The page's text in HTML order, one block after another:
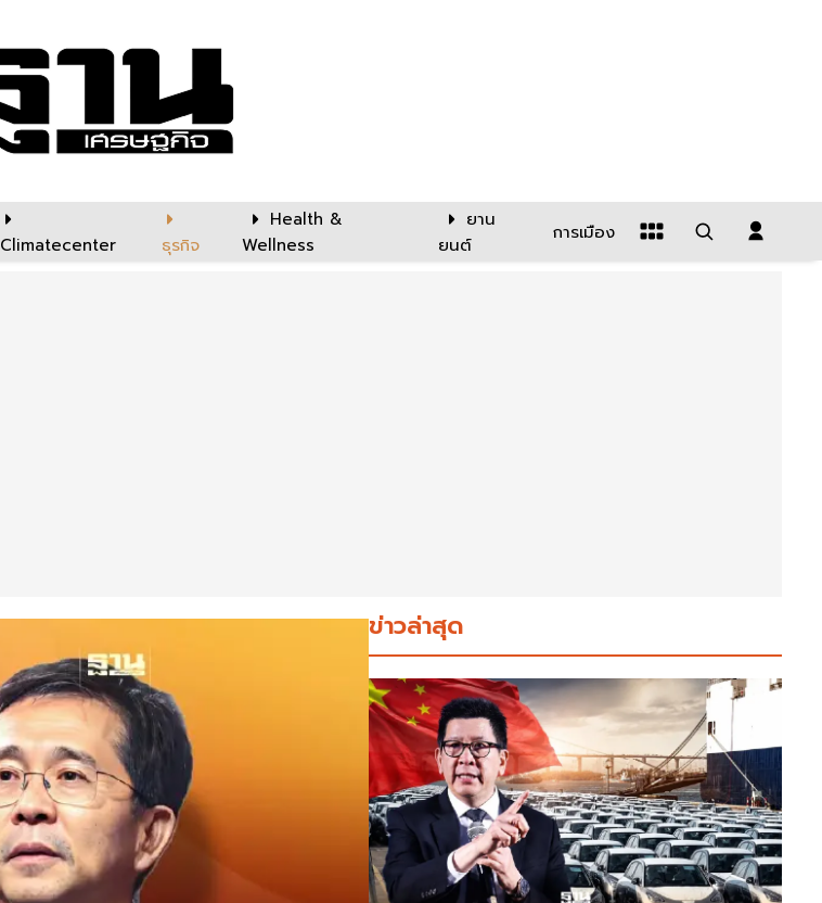
Climatecenter ธุรกิจ
Health &
Wellness
ยาน
ยนต์
การเมือง
ข่าวล่าสุด